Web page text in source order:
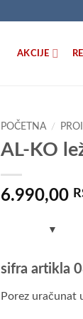
AKCIJE
POČETNA /
AL-KO
6.990,00
sifra artikla
Porez uračunat